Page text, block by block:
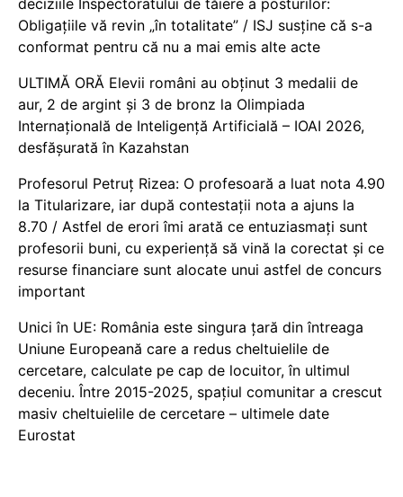
Obligațiile vă revin „în totalitate” / ISJ susține că s-a
conformat pentru că nu a mai emis alte acte
ULTIMĂ ORĂ Elevii români au obținut 3 medalii de
aur, 2 de argint și 3 de bronz la Olimpiada
Internațională de Inteligență Artificială – IOAI 2026,
desfășurată în Kazahstan
Profesorul Petruț Rizea: O profesoară a luat nota 4.90
la Titularizare, iar după contestații nota a ajuns la
8.70 / Astfel de erori îmi arată ce entuziasmați sunt
profesorii buni, cu experiență să vină la corectat și ce
resurse financiare sunt alocate unui astfel de concurs
important
Unici în UE: România este singura țară din întreaga
Uniune Europeană care a redus cheltuielile de
cercetare, calculate pe cap de locuitor, în ultimul
deceniu. Între 2015-2025, spațiul comunitar a crescut
masiv cheltuielile de cercetare – ultimele date
Eurostat